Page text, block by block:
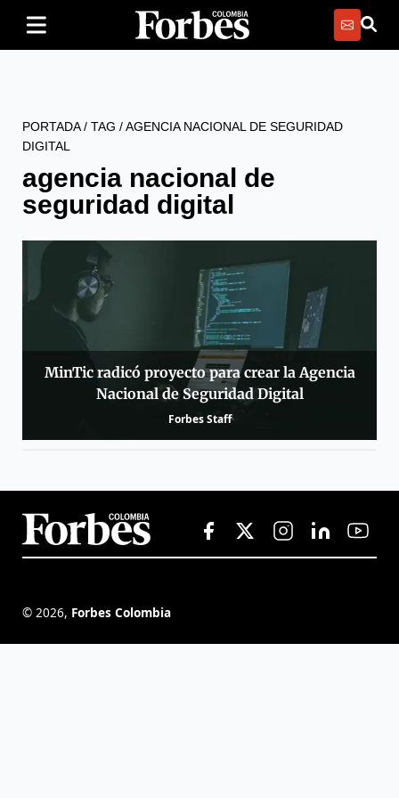
PORTADA/ TAG /AGENCIA NACIONAL DE SEGURIDAD
DIGITAL
agencia nacional de
seguridad digital
MinTic radicó proyecto para crear la Agencia
Nacional de Seguridad Digital
Forbes Staff
© 2026, Forbes Colombia